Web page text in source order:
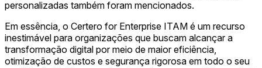
personalizadas também foram mencionados.
Em essência, o Certero for Enterprise ITAM é um recurso
inestimável para organizações que buscam alcançar a
transformação digital por meio de maior eficiência,
otimização de custos e segurança rigorosa em todo o seu